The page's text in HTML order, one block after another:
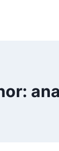
ana